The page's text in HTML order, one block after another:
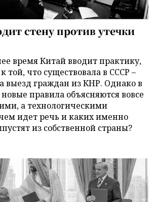
стену против утечки
время Китай вводит практику,
той, что существовала в СССР –
выезд граждан из КНР. Однако в
правила объясняются вовсе
а технологическими
идет речь и каких именно
из собственной страны?